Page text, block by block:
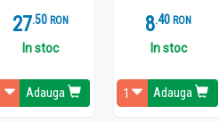
27.5 RON
In stoc
Adauga
8.4 RON
In stoc
Adauga